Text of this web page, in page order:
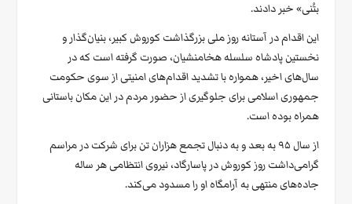
بتُنی» خبر دادند.
این اقدام در آستانه روز ملی بزرگذاشت کوروش کبیر، بنیان‌گذار و
نخستین پادشاه سلسله هخامنشیان، صورت گرفته است که در
سال‌های اخیر، همواره با تشدید اقدام‌های امنیتی از سوی حکومت
جمهوری اسلامی برای جلوگیری از حضور مردم در این مکان باستانی
همراه بوده است.
از سال ۹۵ به بعد و به دنبال تجمع هزاران تن برای شرکت در مراسم
گرامی‌داشت روز کوروش در پاسارگاد، نیروی انتظامی هر ساله
جاده‌های منتهی به آرامگاه او را مسدود می‌کند.